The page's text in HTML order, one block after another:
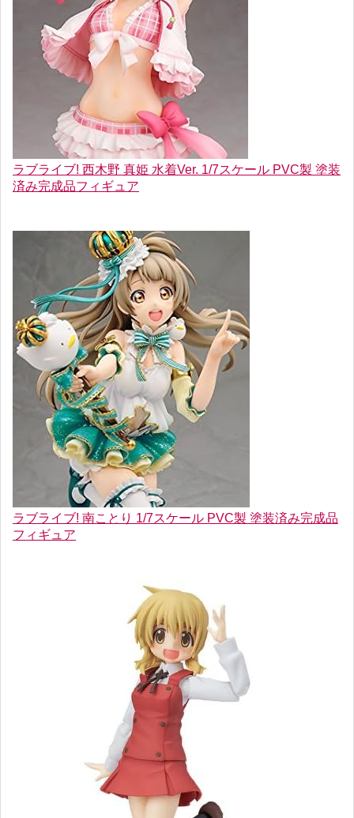
ラブライブ! 西木野 真姫 水着Ver. 1/7スケール PVC製 塗装
済み完成品フィギュア
ラブライブ! 南ことり 1/7スケール PVC製 塗装済み完成品
フィギュア